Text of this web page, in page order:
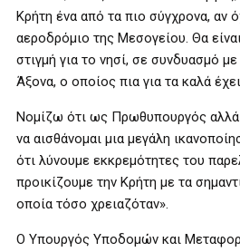
Κρήτη ένα από τα πιο σύγχρονα, αν
αεροδρόμιο της Μεσογείου. Θα
στιγμή για το νησί, σε συνδυασμό
Άξονα, ο οποίος πια για τα καλά
Νομίζω ότι ως Πρωθυπουργός
να αισθάνομαι μια μεγάλη
ότι λύνουμε εκκρεμότητες του
προικίζουμε την Κρήτη με τα
οποία τόσο χρειαζόταν».
Ο Υπουργός Υποδομών και